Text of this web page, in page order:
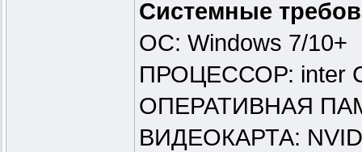
Системные
ОС: Windows 7/10+
ПРОЦЕССОР: inter
ОПЕРАТИВНАЯ
ВИДЕОКАРТА: